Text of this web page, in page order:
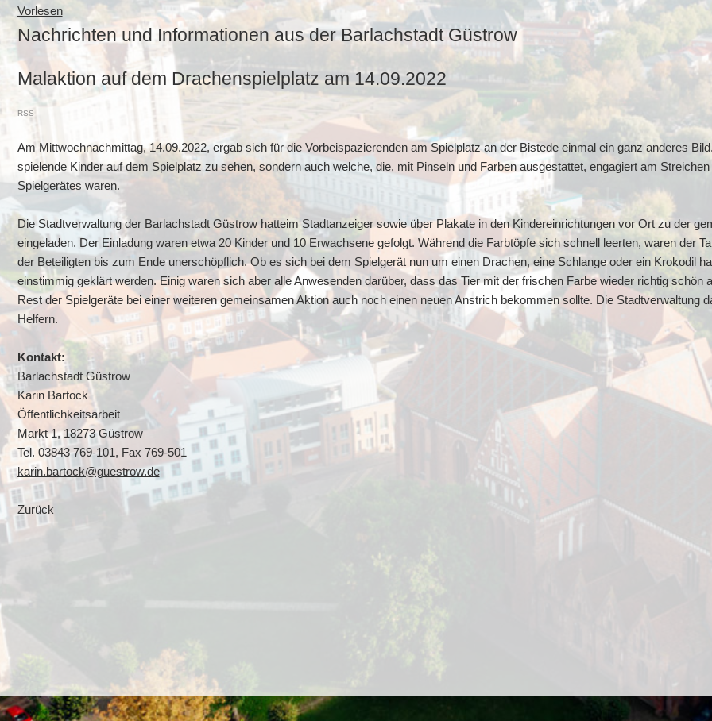
Vorlesen
Nachrichten und Informationen aus der Barlachstadt Güstrow
Malaktion auf dem Drachenspielplatz am 14.09.2022
RSS
Am Mittwochnachmittag, 14.09.2022, ergab sich für die Vorbeispazierenden am Spielplatz an der Bistede einmal ein ganz anderes
spielende Kinder auf dem Spielplatz zu sehen, sondern auch welche, die, mit Pinseln und Farben ausgestattet, engagiert am
Spielgerätes waren.
Die Stadtverwaltung der Barlachstadt Güstrow hatteim Stadtanzeiger sowie über Plakate in den Kindereinrichtungen vor Ort zu der
eingeladen. Der Einladung waren etwa 20 Kinder und 10 Erwachsene gefolgt. Während die Farbtöpfe sich schnell leerten, waren der
der Beteiligten bis zum Ende unerschöpflich. Ob es sich bei dem Spielgerät nun um einen Drachen, eine Schlange oder ein Krokodil
einstimmig geklärt werden. Einig waren sich aber alle Anwesenden darüber, dass das Tier mit der frischen Farbe wieder richtig schön
Rest der Spielgeräte bei einer weiteren gemeinsamen Aktion auch noch einen neuen Anstrich bekommen sollte. Die Stadtverwaltung
Helfern.
Kontakt:
Barlachstadt Güstrow
Karin Bartock
Öffentlichkeitsarbeit
Markt 1, 18273 Güstrow
Tel. 03843 769-101, Fax 769-501
karin.bartock@guestrow.de
Zurück